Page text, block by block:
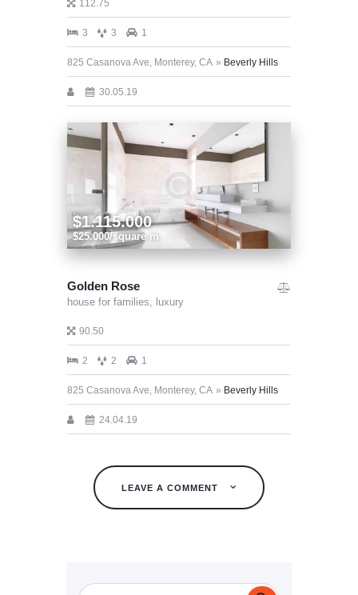
112.75
3 3 1
825 Casanova Ave, Monterey, CA Beverly Hills
30.05.19
$1.115.000
$25.000/square m
Golden Rose
house for families, luxury
90.50
2 2 1
825 Casanova Ave, Monterey, CA Beverly Hills
24.04.19
LEAVE A COMMENT